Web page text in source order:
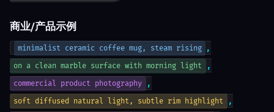
商业/产品示例
minimalist ceramic coffee mug, steam rising ,
on a clean marble surface with morning light ,
commercial product photography ,
soft diffused natural light, subtle rim highlight ,